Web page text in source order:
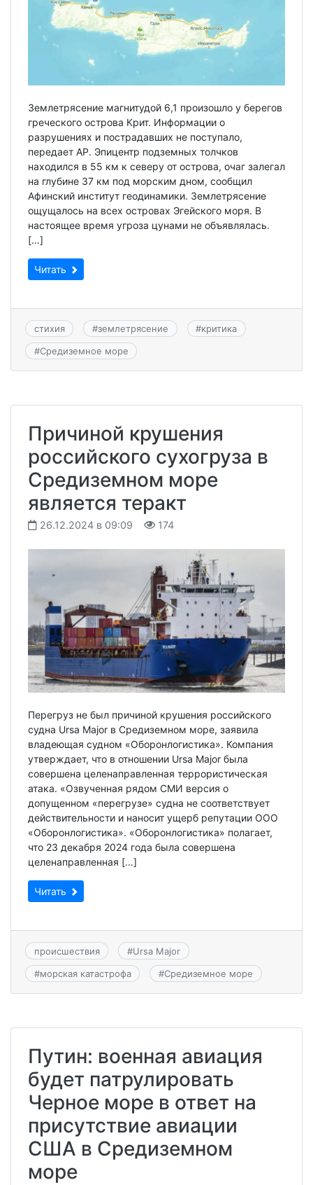
Землетрясение магнитудой 6,1 произошло у берегов
греческого острова Крит. Информации о
разрушениях и пострадавших не поступало,
передает AP. Эпицентр подземных толчков
находился в 55 км к северу от острова, очаг залегал
на глубине 37 км под морским дном, сообщил
Афинский институт геодинамики. Землетрясение
ощущалось на всех островах Эгейского моря. В
настоящее время угроза цунами не объявлялась.
[…]
Читать
стихия #землетрясение #критика
#Средиземное море
Причиной крушения
российского сухогруза в
Средиземном море
является теракт
26.12.2024 в 09:09 174
Перегруз не был причиной крушения российского
судна Ursa Major в Средиземном море, заявила
владеющая судном «Оборонлогистика». Компания
утверждает, что в отношении Ursa Major была
совершена целенаправленная террористическая
атака. «Озвученная рядом СМИ версия о
допущенном «перегрузе» судна не соответствует
действительности и наносит ущерб репутации ООО
«Оборонлогистика». «Оборонлогистика» полагает,
что 23 декабря 2024 года была совершена
целенаправленная […]
Читать
происшествия #Ursa Major
#морская катастрофа #Средиземное море
Путин: военная авиация
будет патрулировать
Черное море в ответ на
присутствие авиации
США в Средиземном
море